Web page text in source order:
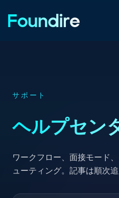
サポート
ヘルプセン
ワークフロー、面接モード
ューティング。記事は順次追